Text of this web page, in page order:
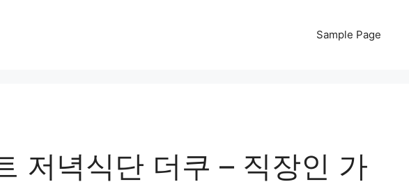
Sample Page
저녁식단 더쿠 – 직장인 가